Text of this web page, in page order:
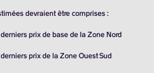
devraient être comprises :
prix de base de la Zone Nord
prix de la Zone Ouest Sud